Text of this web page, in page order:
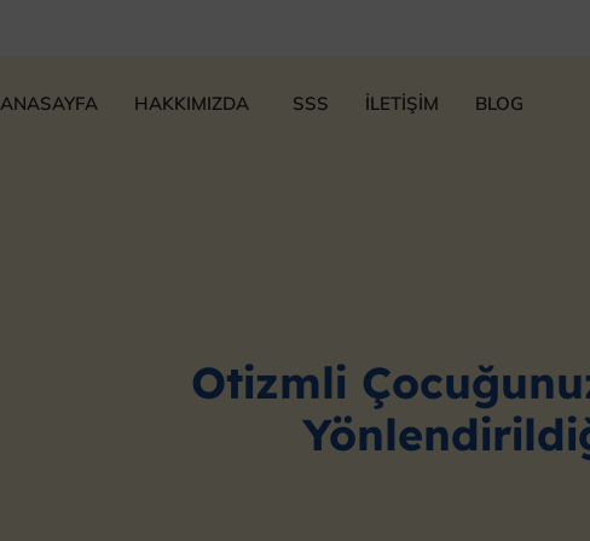
ANASAYFA HAKKIMIZDA SSS İLETİŞİM BLOG
Otizmli